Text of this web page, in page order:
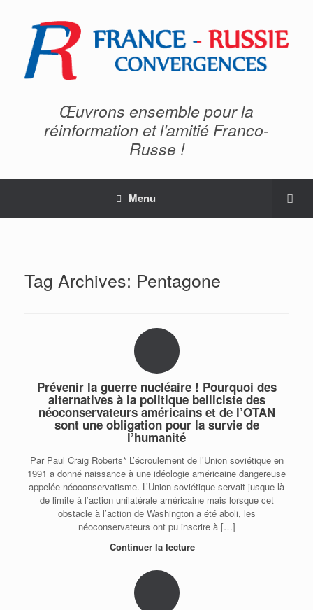
Œuvrons ensemble pour la
réinformation et l'amitié Franco-
Russe !
Menu
Tag Archives: Pentagone
Prévenir la guerre nucléaire ! Pourquoi des
alternatives à la politique belliciste des
néoconservateurs américains et de l’OTAN
sont une obligation pour la survie de
l’humanité
Par Paul Craig Roberts* L’écroulement de l’Union soviétique en
1991 a donné naissance à une idéologie américaine dangereuse
appelée néoconservatisme. L’Union soviétique servait jusque là
de limite à l’action unilatérale américaine mais lorsque cet
obstacle à l’action de Washington a été aboli, les
néoconservateurs ont pu inscrire à […]
Continuer la lecture